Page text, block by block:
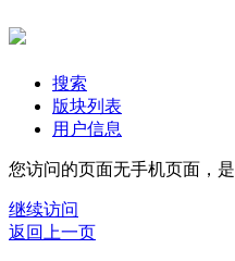
搜索
版块列表
用户信息
您访问的页面无手机页面，
继续访问
返回上一页